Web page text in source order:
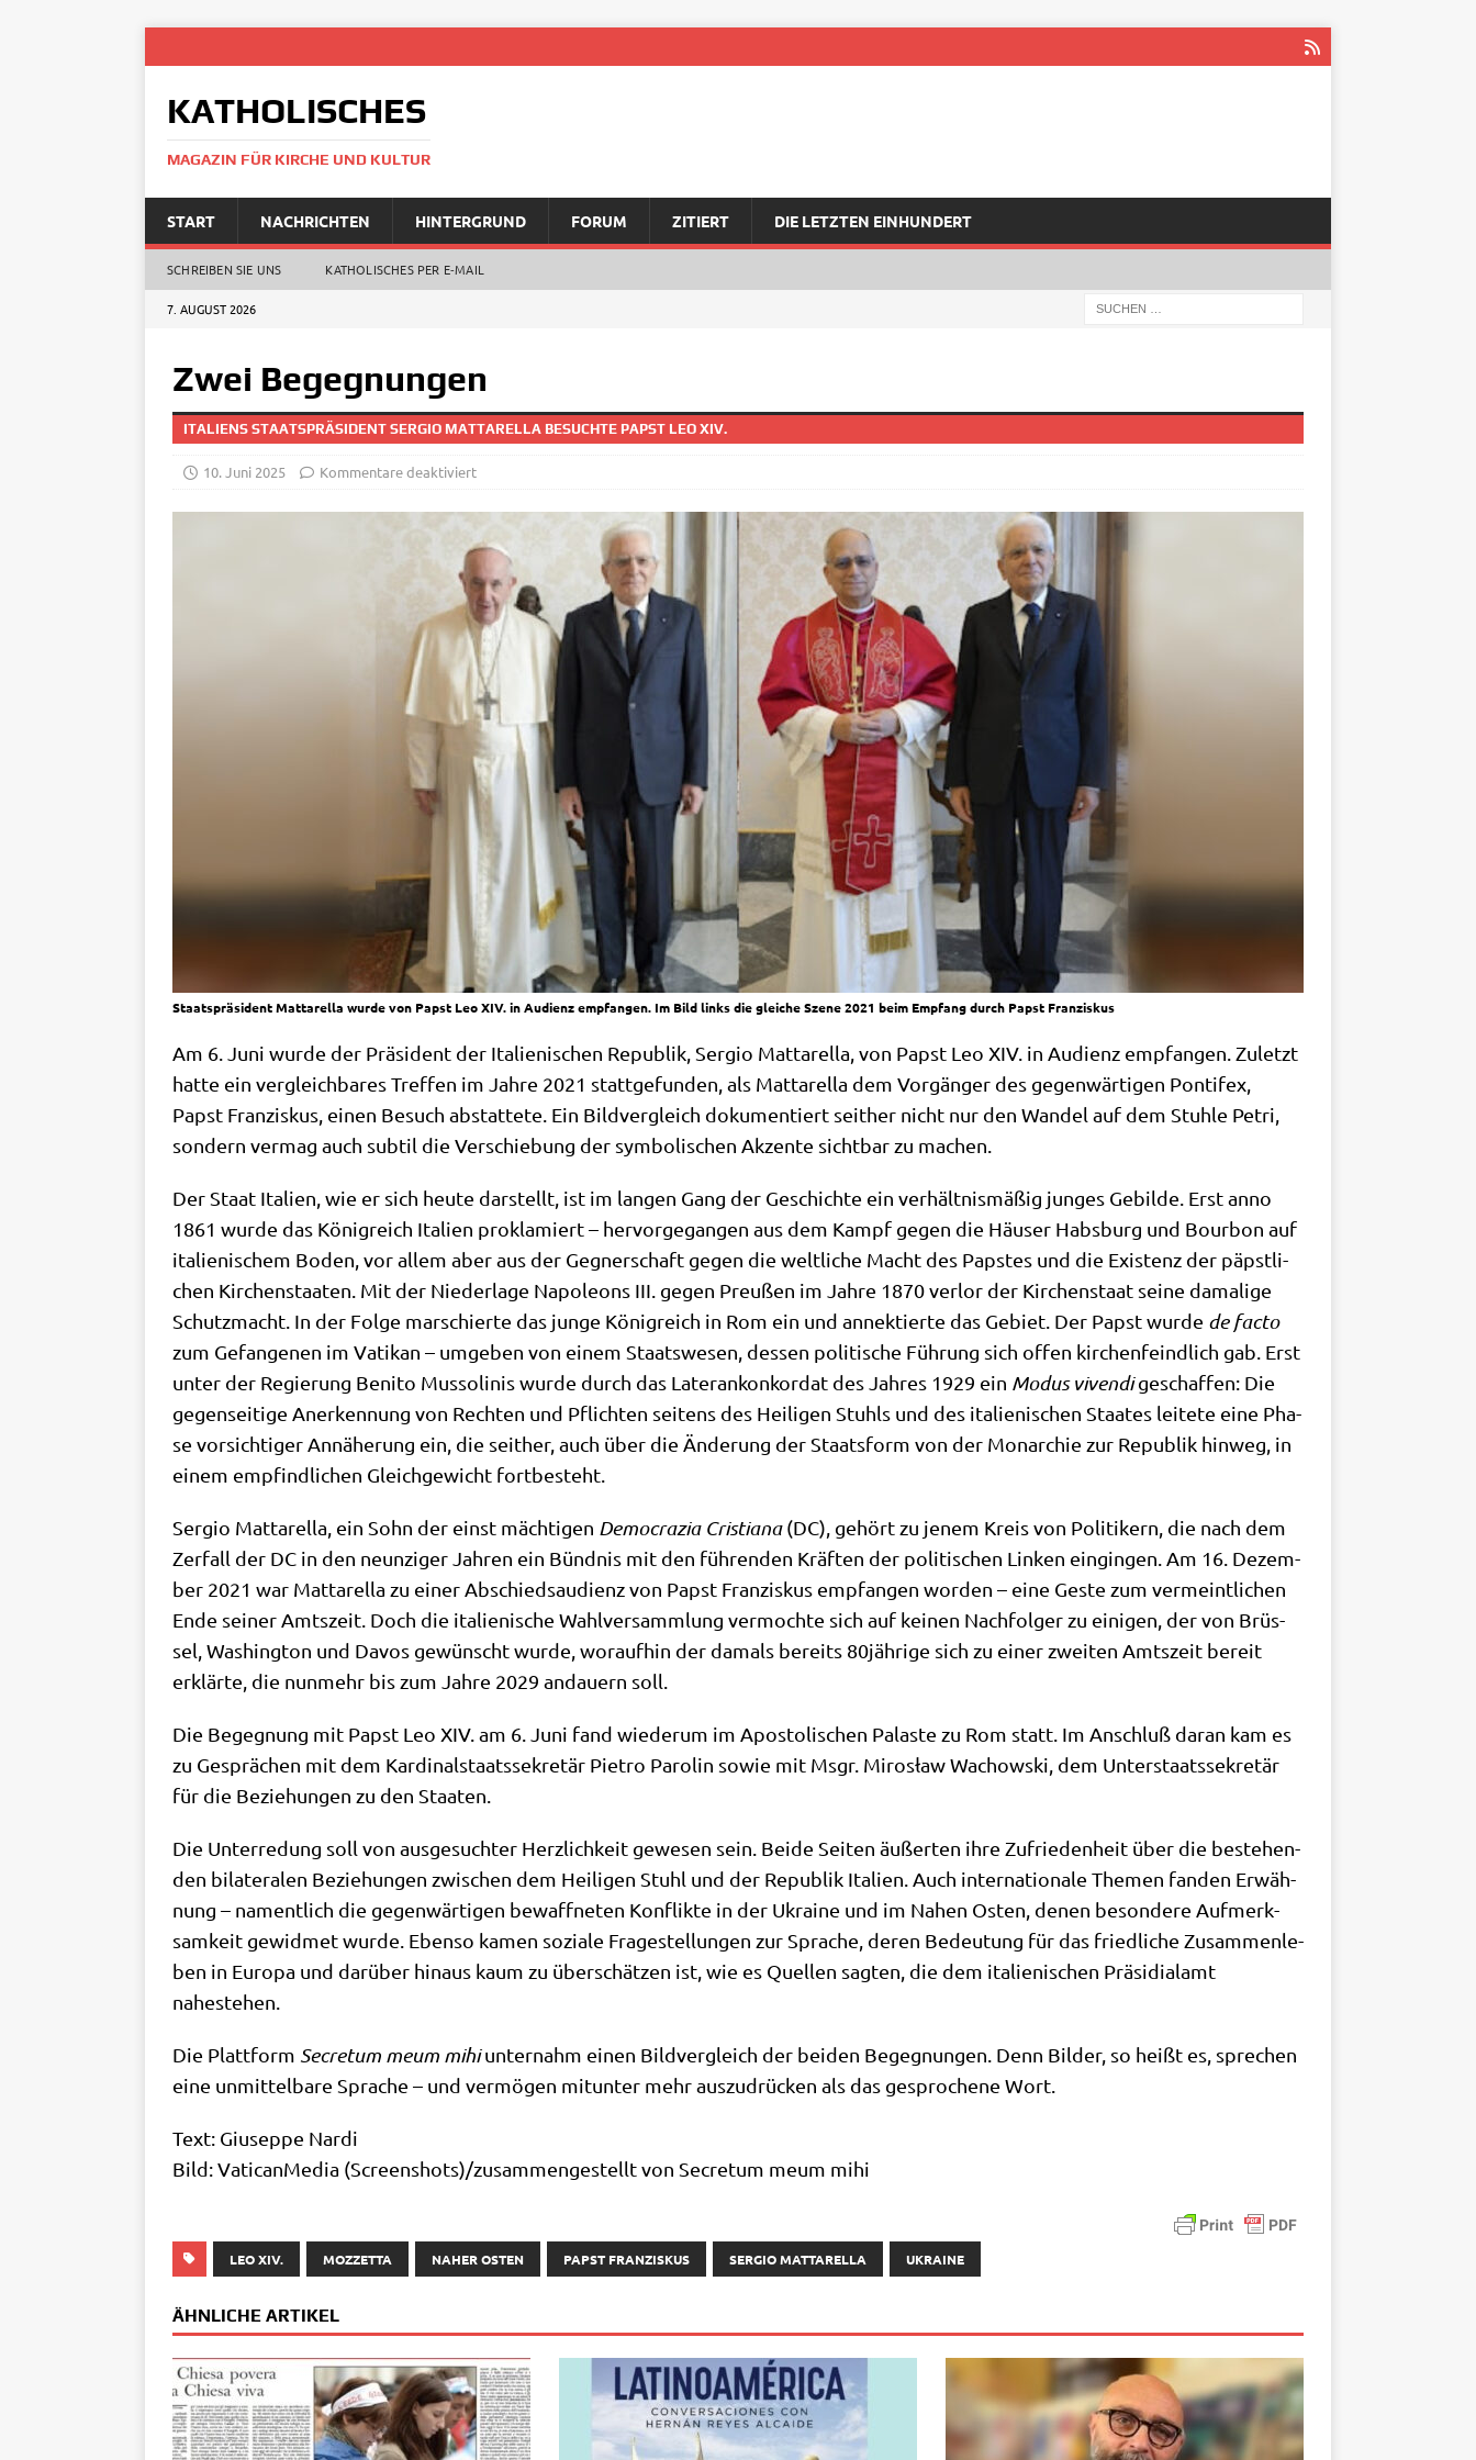
KATHOLISCHES
MAGAZIN FÜR KIRCHE UND KULTUR
START NACHRICHTEN HINTERGRUND FORUM ZITIERT DIE LETZTEN EINHUNDERT
SCHREIBEN SIE UNS KATHOLISCHES PER E‑MAIL
7. AUGUST 2026
Zwei Begegnungen
ITALIENS STAATSPRÄSIDENT SERGIO MATTARELLA BESUCHTE PAPST LEO XIV.
10. Juni 2025 Kommentare deaktiviert
Staatspräsident Mattarella wurde von Papst Leo XIV. in Audienz empfangen. Im Bild links die gleiche Szene 2021 beim Empfang durch Papst Franziskus
Am 6. Juni wur­de der Prä­si­dent der Ita­lie­ni­schen Repu­blik, Ser­gio Mat­tar­el­la, von Papst Leo XIV. in Audi­enz emp­fan­gen. Zuletzt
hat­te ein ver­gleich­ba­res Tref­fen im Jah­re 2021 statt­ge­fun­den, als Mat­tar­el­la dem Vor­gän­ger des gegen­wär­ti­gen Pon­ti­fex,
Papst Fran­zis­kus, einen Besuch abstat­te­te. Ein Bild­ver­gleich doku­men­tiert seit­her nicht nur den Wan­del auf dem Stuh­le Petri,
son­dern ver­mag auch sub­til die Ver­schie­bung der sym­bo­li­schen Akzen­te sicht­bar zu machen.
Der Staat Ita­li­en, wie er sich heu­te dar­stellt, ist im lan­gen Gang der Geschich­te ein ver­hält­nis­mä­ßig jun­ges Gebil­de. Erst anno
1861 wur­de das König­reich Ita­li­en pro­kla­miert – her­vor­ge­gan­gen aus dem Kampf gegen die Häu­ser Habs­burg und Bour­bon auf
ita­lie­ni­schem Boden, vor allem aber aus der Geg­ner­schaft gegen die welt­li­che Macht des Pap­stes und die Exi­stenz der päpst­li­
chen Kir­chen­staa­ten. Mit der Nie­der­la­ge Napo­le­ons III. gegen Preu­ßen im Jah­re 1870 ver­lor der Kir­chen­staat sei­ne dama­li­ge
Schutz­macht. In der Fol­ge mar­schier­te das jun­ge König­reich in Rom ein und annek­tier­te das Gebiet. Der Papst wur­de de fac­to
zum Gefan­ge­nen im Vati­kan – umge­ben von einem Staats­we­sen, des­sen poli­ti­sche Füh­rung sich offen kir­chen­feind­lich gab. Erst
unter der Regie­rung Beni­to Mus­so­li­nis wur­de durch das Late­r­an­kon­kor­dat des Jah­res 1929 ein Modus viven­digeschaf­fen: Die
gegen­sei­ti­ge Aner­ken­nung von Rech­ten und Pflich­ten sei­tens des Hei­li­gen Stuhls und des ita­lie­ni­schen Staa­tes lei­te­te eine Pha­
se vor­sich­ti­ger Annä­he­rung ein, die seit­her, auch über die Ände­rung der Staats­form von der Mon­ar­chie zur Repu­blik hin­weg, in
einem emp­find­li­chen Gleich­ge­wicht fortbesteht.
Ser­gio Mat­tar­el­la, ein Sohn der einst mäch­ti­gen Demo­cra­zia Cri­stia­na(DC), gehört zu jenem Kreis von Poli­ti­kern, die nach dem
Zer­fall der DC in den neun­zi­ger Jah­ren ein Bünd­nis mit den füh­ren­den Kräf­ten der poli­ti­schen Lin­ken ein­gin­gen. Am 16. Dezem­
ber 2021 war Mat­tar­el­la zu einer Abschiedsaudi­enz von Papst Fran­zis­kus emp­fan­gen wor­den – eine Geste zum ver­meint­li­chen
Ende sei­ner Amts­zeit. Doch die ita­lie­ni­sche Wahl­ver­samm­lung ver­moch­te sich auf kei­nen Nach­fol­ger zu eini­gen, der von Brüs­
sel, Washing­ton und Davos gewünscht wur­de, wor­auf­hin der damals bereits 80jährige sich zu einer zwei­ten Amts­zeit bereit
erklär­te, die nun­mehr bis zum Jah­re 2029 andau­ern soll.
Die Begeg­nung mit Papst Leo XIV. am 6. Juni fand wie­der­um im Apo­sto­li­schen Pala­ste zu Rom statt. Im Anschluß dar­an kam es
zu Gesprä­chen mit dem Kar­di­nal­staats­se­kre­tär Pie­tro Paro­lin sowie mit Msgr. Miro­sław Wachow­ski, dem Unter­staats­se­kre­tär
für die Bezie­hun­gen zu den Staaten.
Die Unter­re­dung soll von aus­ge­such­ter Herz­lich­keit gewe­sen sein. Bei­de Sei­ten äußer­ten ihre Zufrie­den­heit über die bestehen­
den bila­te­ra­len Bezie­hun­gen zwi­schen dem Hei­li­gen Stuhl und der Repu­blik Ita­li­en. Auch inter­na­tio­na­le The­men fan­den Erwäh­
nung – nament­lich die gegen­wär­ti­gen bewaff­ne­ten Kon­flik­te in der Ukrai­ne und im Nahen Osten, denen beson­de­re Auf­merk­
sam­keit gewid­met wur­de. Eben­so kamen sozia­le Fra­ge­stel­lun­gen zur Spra­che, deren Bedeu­tung für das fried­li­che Zusam­men­le­
ben in Euro­pa und dar­über hin­aus kaum zu über­schät­zen ist, wie es Quel­len sag­ten, die dem ita­lie­ni­schen Prä­si­di­al­amt
nahestehen.
Die Platt­form Secre­tum meum mihiunter­nahm einen Bild­ver­gleich der bei­den Begeg­nun­gen. Denn Bil­der, so heißt es, spre­chen
eine unmit­tel­ba­re Spra­che – und ver­mö­gen mit­un­ter mehr aus­zu­drücken als das gespro­che­ne Wort.
Text: Giu­sep­pe Nar­di
Bild: Vati­can­Me­dia (Screenshots)/zusammengestellt von Secre­tum meum mihi
LEO XIV. MOZZETTA NAHER OSTEN PAPST FRANZISKUS SERGIO MATTARELLA UKRAINE
ÄHNLICHE ARTIKEL